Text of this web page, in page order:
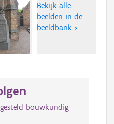
Bekijk alle
beelden in de
beeldbank >
bouwkundig